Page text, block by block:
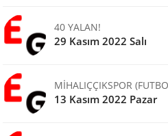
40 YALAN!
29 Kasım 2022 Salı
MİHALIÇÇIKSPOR
13 Kasım 2022 Pazar